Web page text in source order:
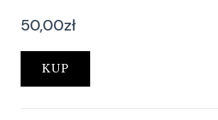
50,00zł
KUP